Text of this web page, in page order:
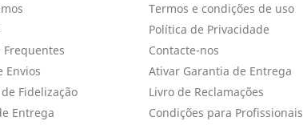
Frequentes
Envios
Fidelização
Entrega
Termos e condições de uso
Política de Privacidade
Contacte-nos
Ativar Garantia de Entrega
Livro de Reclamações
Condições para Profissionais